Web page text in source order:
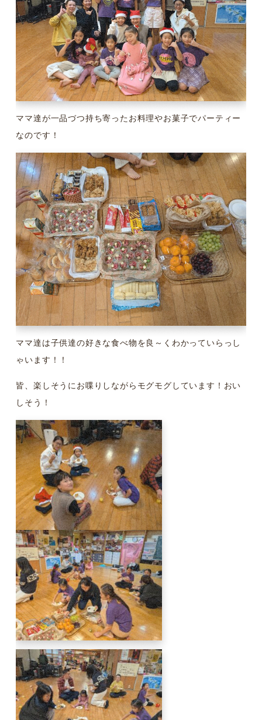
ママ達が一品づつ持ち寄ったお料理やお菓子でパーティー
なのです！
ママ達は子供達の好きな食べ物を良～くわかっていらっし
ゃいます！！
皆、楽しそうにお喋りしながらモグモグしています！おい
しそう！